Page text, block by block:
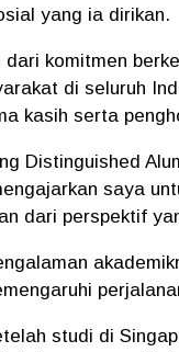
yang ia dirikan.
komitmen
di seluruh
kasih serta
Distinguished
saya
dari perspektif
studi di